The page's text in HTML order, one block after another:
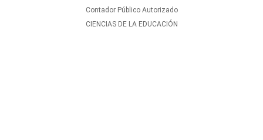
Contador Público Autorizado
CIENCIAS DE LA EDUCACIÓN